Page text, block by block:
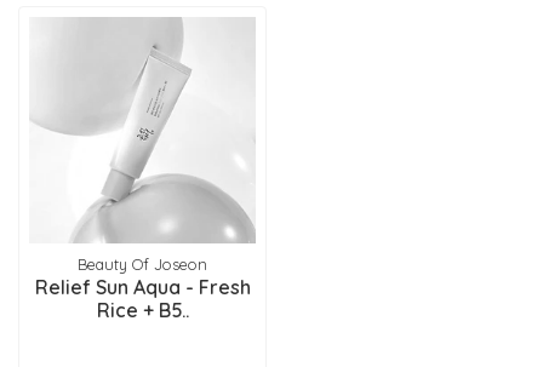
Beauty Of Joseon
Relief Sun Aqua - Fresh
Rice + B5..